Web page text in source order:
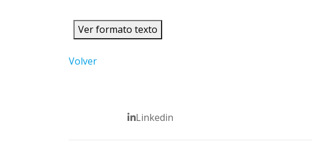
Ver formato texto
Volver
Linkedin